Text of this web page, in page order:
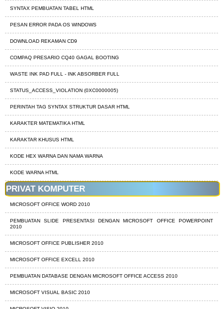
SYNTAX PEMBUATAN TABEL HTML
PESAN ERROR PADA OS WINDOWS
DOWNLOAD REKAMAN CD9
COMPAQ PRESARIO CQ40 GAGAL BOOTING
WASTE INK PAD FULL - INK ABSORBER FULL
STATUS_ACCESS_VIOLATION (0XC0000005)
PERINTAH TAG SYNTAX STRUKTUR DASAR HTML
KARAKTER MATEMATIKA HTML
KARAKTAR KHUSUS HTML
KODE HEX WARNA DAN NAMA WARNA
KODE WARNA HTML
PRIVAT KOMPUTER
MICROSOFT OFFICE WORD 2010
PEMBUATAN SLIDE PRESENTASI DENGAN MICROSOFT OFFICE POWERPOINT
2010
MICROSOFT OFFICE PUBLISHER 2010
MICROSOFT OFFICE EXCELL 2010
PEMBUATAN DATABASE DENGAN MICROSOFT OFFICE ACCESS 2010
MICROSOFT VISUAL BASIC 2010